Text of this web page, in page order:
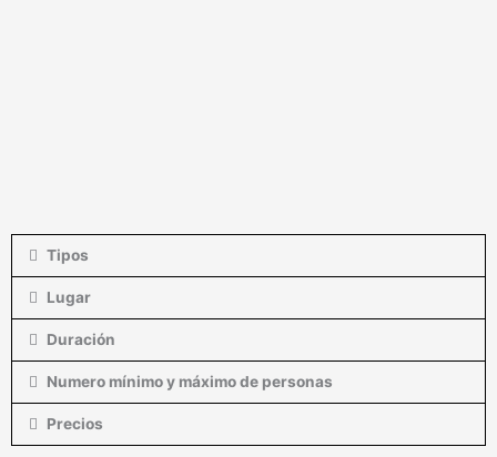
Tipos
Lugar
Duración
Numero mínimo y máximo de personas
Precios